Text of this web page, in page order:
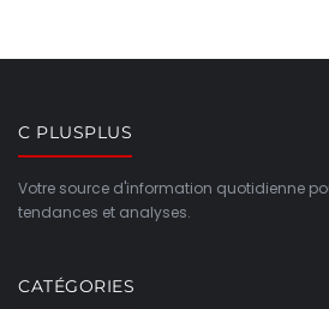
C PLUSPLUS
Votre source d'information quotidienne
tendances et analyses.
CATÉGORIES